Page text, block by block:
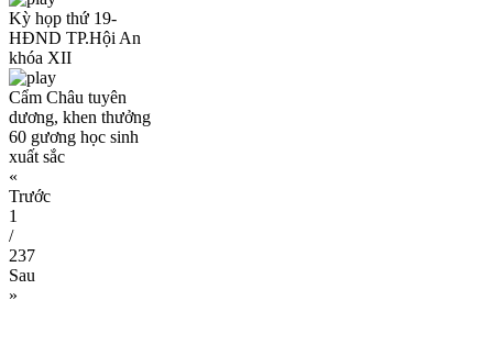
Kỳ họp thứ 19-
HĐND TP.Hội An
khóa XII
Cẩm Châu tuyên
dương, khen thưởng
60 gương học sinh
xuất sắc
«
Trước
1
/
237
Sau
»